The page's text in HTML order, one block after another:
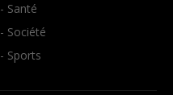
- Santé
- Société
- Sports